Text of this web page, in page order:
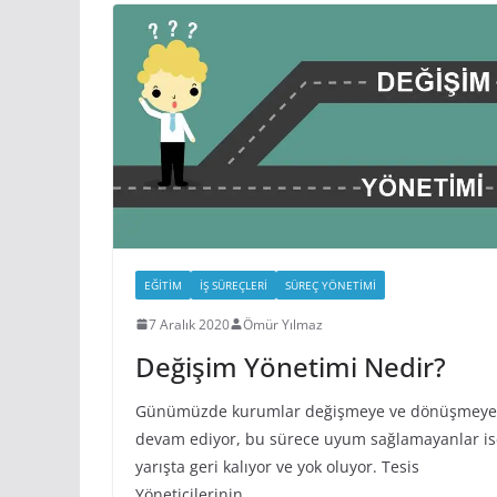
EĞITIM İŞ SÜREÇLERI SÜREÇ YÖNETIMI
7 Aralık 2020 Ömür Yılmaz
Değişim Yönetimi Nedir?
Günümüzde kurumlar değişmeye ve dönüşmeye
devam ediyor, bu sürece uyum sağlamayanlar
yarışta geri kalıyor ve yok oluyor. Tesis